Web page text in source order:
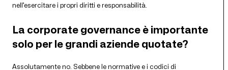
nell’esercitare i propri diritti e responsabilità.
La corporate governance è importante
solo per le grandi aziende quotate?
Assolutamente no. Sebbene le normative e i codici di